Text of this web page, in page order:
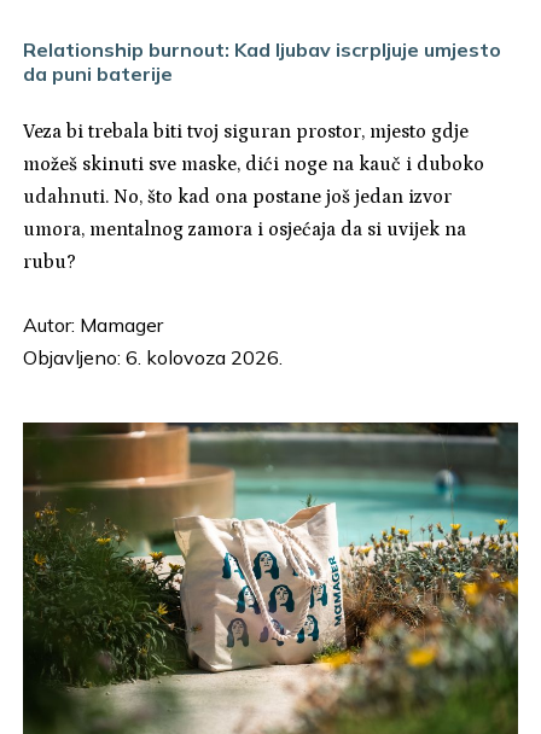
Relationship burnout: Kad ljubav iscrpljuje umjesto
da puni baterije
Veza bi trebala biti tvoj siguran prostor, mjesto gdje
možeš skinuti sve maske, dići noge na kauč i duboko
udahnuti. No, što kad ona postane još jedan izvor
umora, mentalnog zamora i osjećaja da si uvijek na
rubu?
Autor: Mamager
Objavljeno: 6. kolovoza 2026.